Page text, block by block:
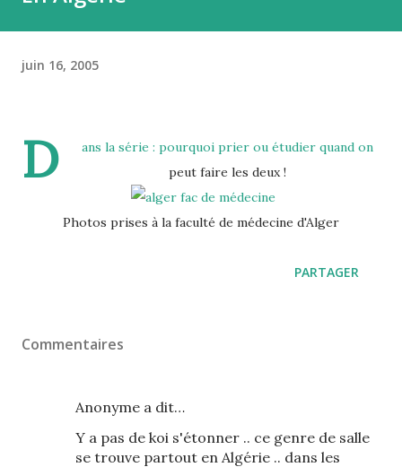
juin 16, 2005
D
ans la série : pourquoi prier ou étudier quand on
peut faire les deux !
Photos prises à la faculté de médecine d'Alger
PARTAGER
Commentaires
Anonyme a dit…
Y a pas de koi s'étonner .. ce genre de salle
se trouve partout en Algérie .. dans les